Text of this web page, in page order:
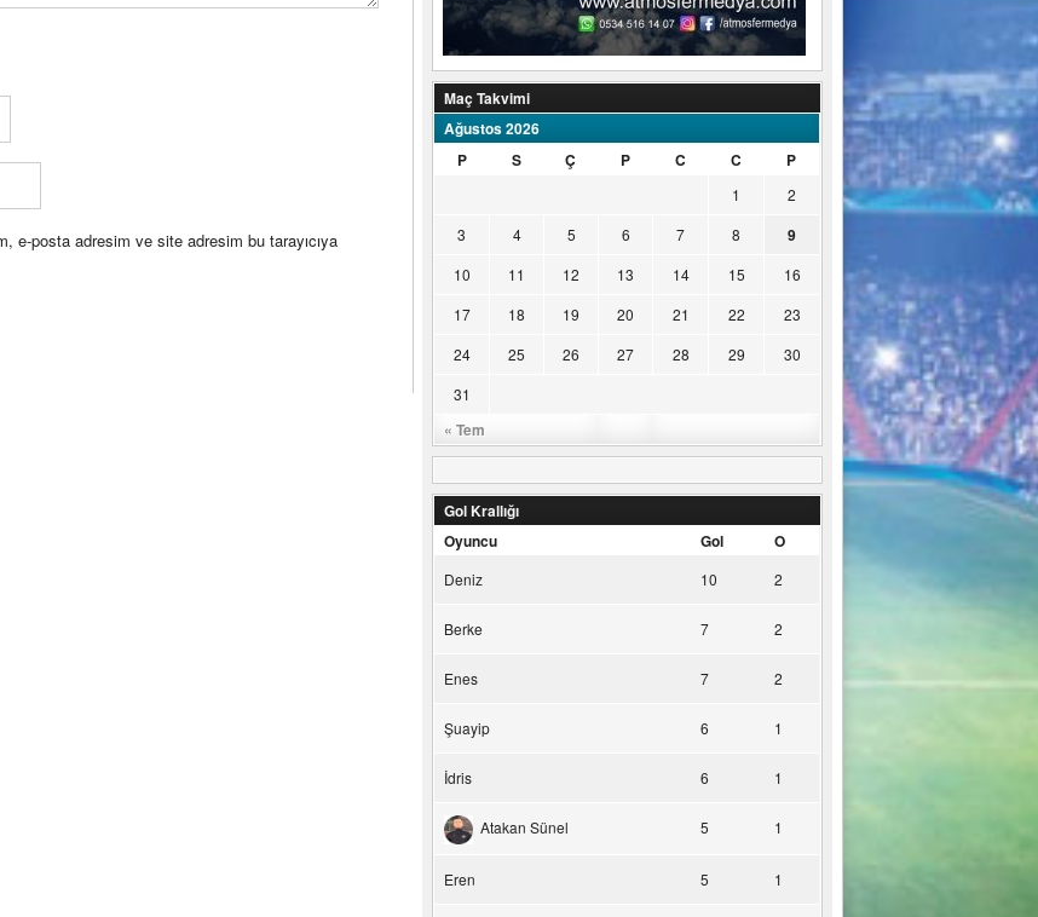
e-posta adresim ve site adresim bu tarayıcıya
Maç Takvimi
Ağustos 2026
P
S Ç P C C P
« Tem
1
2
3
4 5 6 7 8 9
10 11 12 13 14 15
16
17
18 19 20 21 22
23
24
25 26 27 28 29
30
31
Gol Krallığı
Oyuncu
Gol O
Deniz 10 2
Berke 7 2
Enes 7 2
Şuayip 6 1
İdris 6 1
Atakan Sünel 5 1
Eren 5 1